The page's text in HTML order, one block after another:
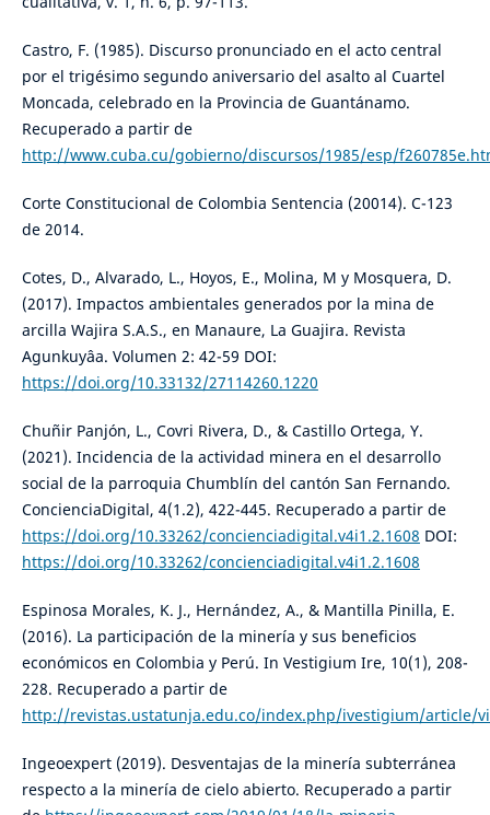
Castro, F. (1985). Discurso pronunciado en el acto central
por el trigésimo segundo aniversario del asalto al Cuartel
Moncada, celebrado en la Provincia de Guantánamo.
Recuperado a partir de
http://www.cuba.cu/gobierno/discursos/1985/esp/
Corte Constitucional de Colombia Sentencia (20014). C-123
de 2014.
Cotes, D., Alvarado, L., Hoyos, E., Molina, M y Mosquera, D.
(2017). Impactos ambientales generados por la mina de
arcilla Wajira S.A.S., en Manaure, La Guajira. Revista
Agunkuyâa. Volumen 2: 42-59 DOI:
https://doi.org/10.33132/27114260.1220
Chuñir Panjón, L., Covri Rivera, D., & Castillo Ortega, Y.
(2021). Incidencia de la actividad minera en el desarrollo
social de la parroquia Chumblín del cantón San Fernando.
ConcienciaDigital, 4(1.2), 422-445. Recuperado a partir de
https://doi.org/10.33262/concienciadigital.v4i1.2.1608 DOI:
https://doi.org/10.33262/concienciadigital.v4i1.2.1608
Espinosa Morales, K. J., Hernández, A., & Mantilla Pinilla, E.
(2016). La participación de la minería y sus beneficios
económicos en Colombia y Perú. In Vestigium Ire, 10(1), 208-
228. Recuperado a partir de
http://revistas.ustatunja.edu.co/index.php/ivestigium/article/
Ingeoexpert (2019). Desventajas de la minería subterránea
respecto a la minería de cielo abierto. Recuperado a partir